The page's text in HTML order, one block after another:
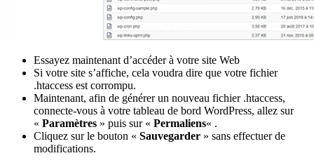
Essayez maintenant d’accéder à votre site Web
Si votre site s’affiche, cela voudra dire que votre fichier
.htaccess est corrompu.
Maintenant, afin de générer un nouveau fichier .htaccess,
connecte-vous à votre tableau de bord WordPress, allez sur
« Paramètres » puis sur « Permaliens« .
Cliquez sur le bouton « Sauvegarder » sans effectuer de
modifications.